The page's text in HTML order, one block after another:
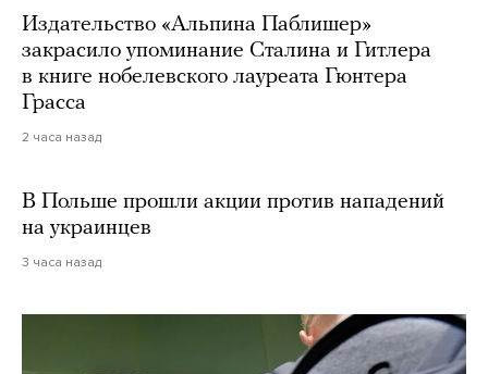
Издательство «Альпина Паблишер»
закрасило упоминание Сталина и Гитлера
в книге нобелевского лауреата Гюнтера
Грасса
2 часа назад
В Польше прошли акции против нападений
на украинцев
3 часа назад